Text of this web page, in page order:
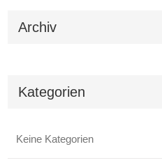
Archiv
Kategorien
Keine Kategorien